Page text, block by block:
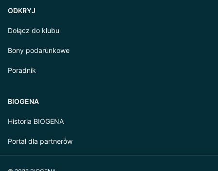
ODKRYJ
Dołącz do klubu
Bony podarunkowe
Poradnik
BIOGENA
Historia BIOGENA
Portal dla partnerów